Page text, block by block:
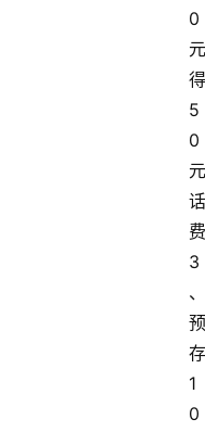
0
元
得
5
0
元
话
费
3
、
预
存
1
0